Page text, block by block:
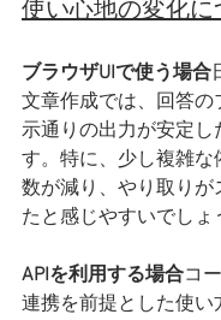
使い心地の変化に
ブラウザUIで使う場合
文章作成では、回答の
示通りの出力が安定し
す。特に、少し複雑な
数が減り、やり取りが
たと感じやすいでしょ
APIを利用する場合コ
連携を前提とした使い